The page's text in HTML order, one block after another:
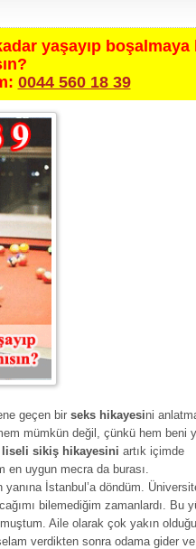
yaşayıp boşalmaya
0044 560 18 39
geçen bir seks hikayesini
mümkün değil, çünkü hem beni
liseli sikiş hikayesini artık içimde
en uygun mecra da burası.
İstanbul’a döndüm.
bilemediğim zamanlardı. Bu
Aile olarak çok yakın
verdikten sonra odama gider